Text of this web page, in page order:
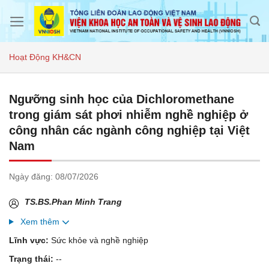
Hoạt Động KH&CN
Ngưỡng sinh học của Dichloromethane
trong giám sát phơi nhiễm nghề nghiệp ở
công nhân các ngành công nghiệp tại Việt
Nam
Ngày đăng: 08/07/2026
TS.BS.Phan Minh Trang
Xem thêm
Lĩnh vực: Sức khỏe và nghề nghiệp
Trạng thái: --